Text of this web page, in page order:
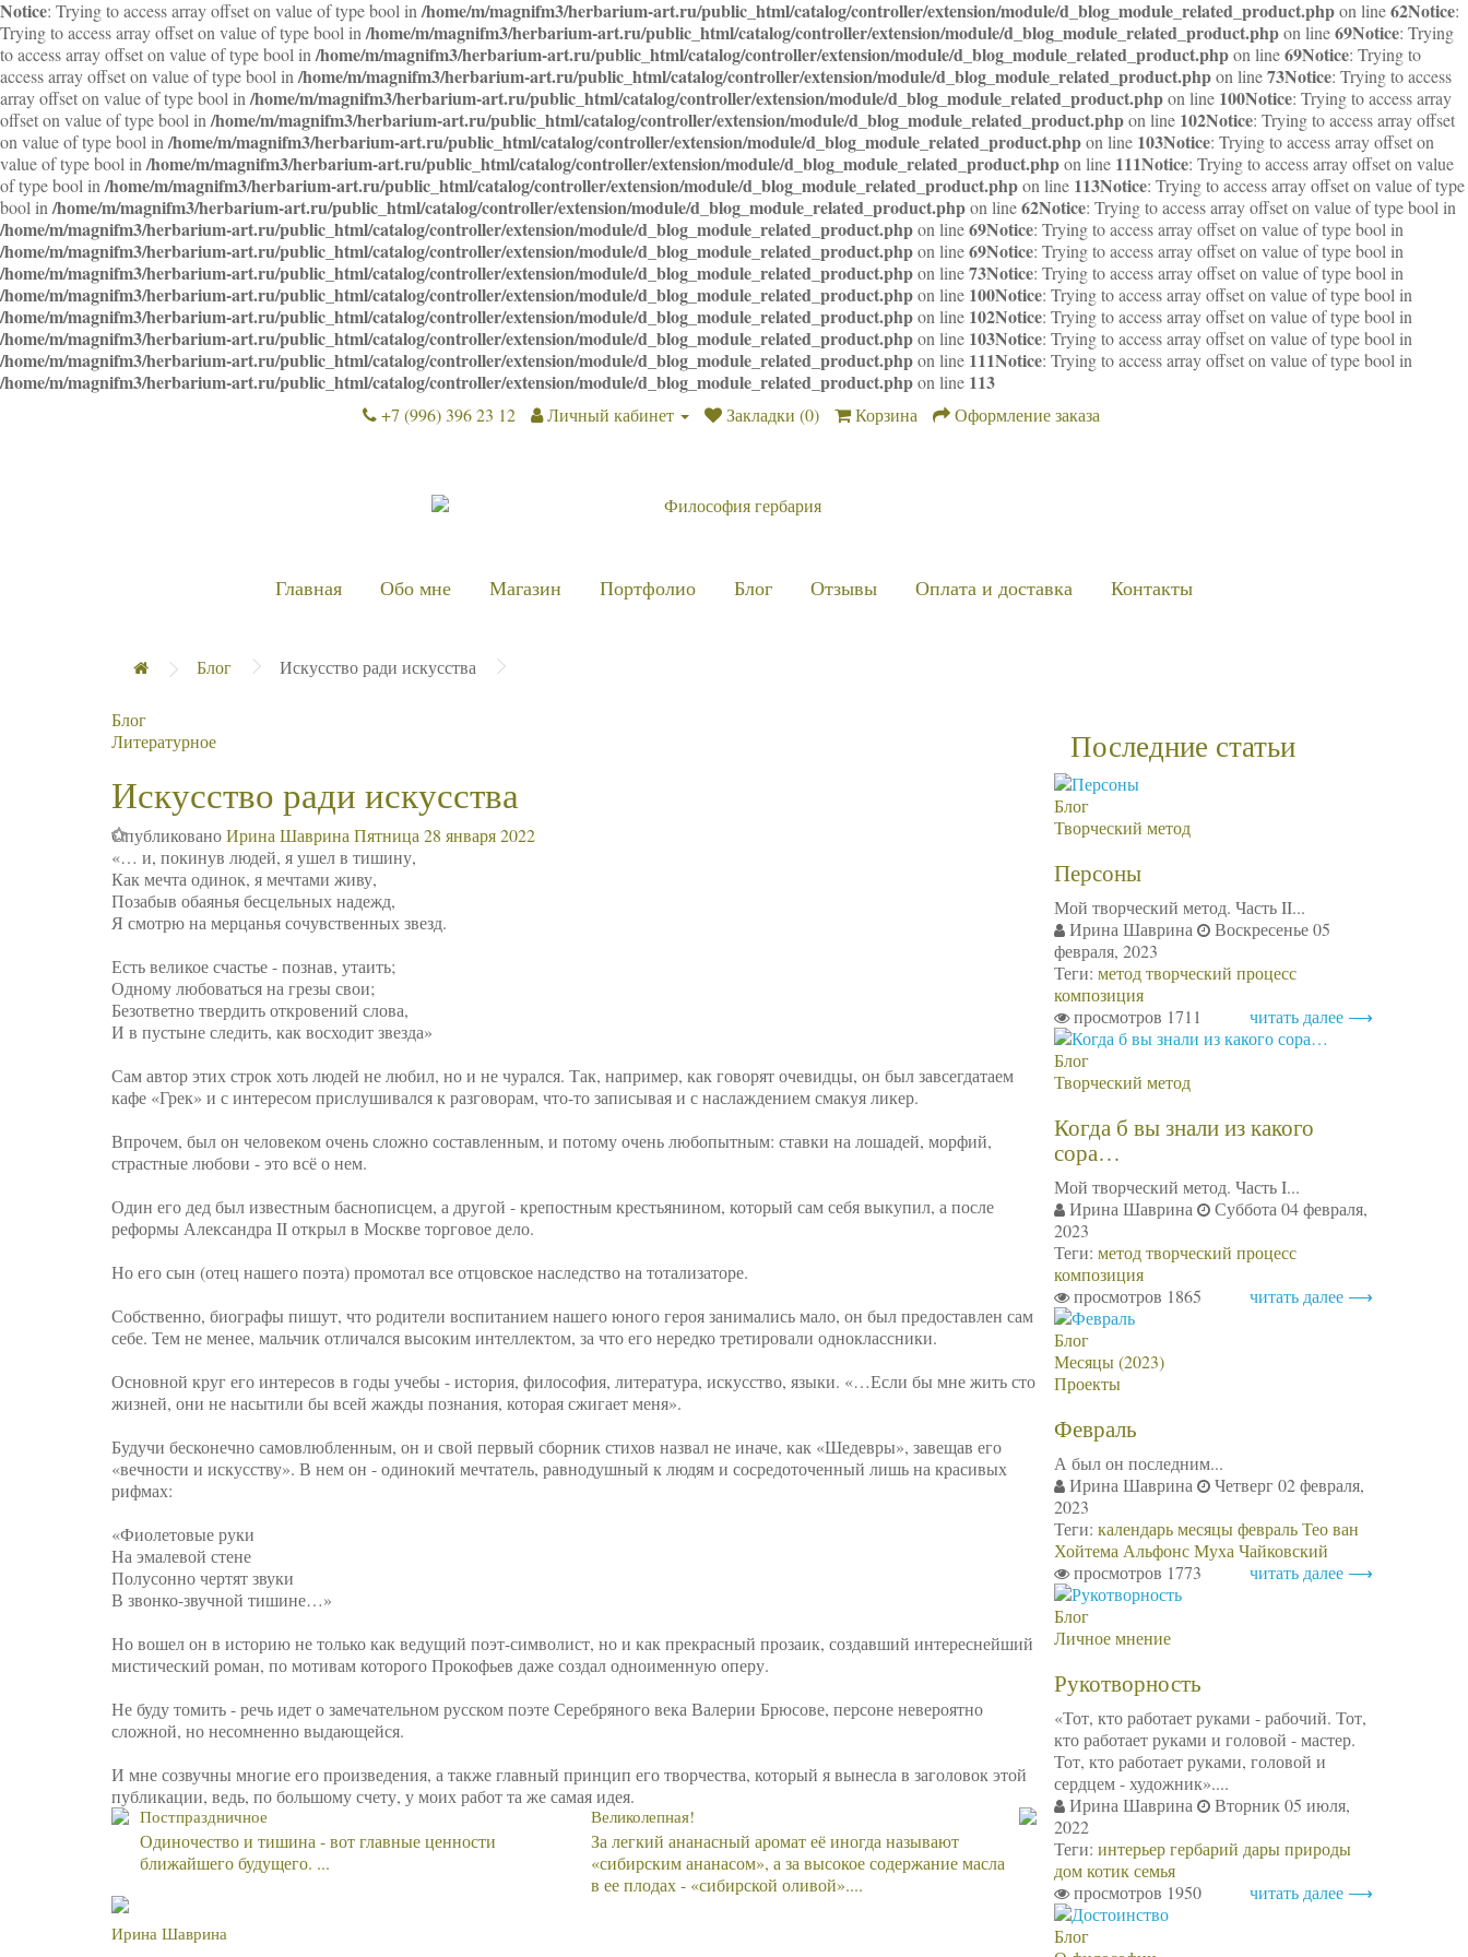
Notice: Trying to access array offset on value of type bool in /home/m/magnifm3/herbarium-art.ru/public_html/catalog/controller/extension/module/d_blog_module_related_product.phpon line62Notice:
Trying to access array offset on value of type bool in /home/m/magnifm3/herbarium-art.ru/public_html/catalog/controller/extension/module/d_blog_module_related_product.phpon line69Notice: Trying
to access array offset on value of type bool in /home/m/magnifm3/herbarium-art.ru/public_html/catalog/controller/extension/module/d_blog_module_related_product.phpon line69Notice: Trying to
access array offset on value of type bool in /home/m/magnifm3/herbarium-art.ru/public_html/catalog/controller/extension/module/d_blog_module_related_product.phpon line73Notice: Trying to access
array offset on value of type bool in /home/m/magnifm3/herbarium-art.ru/public_html/catalog/controller/extension/module/d_blog_module_related_product.phpon line 100Notice: Trying to access array
offset on value of type bool in /home/m/magnifm3/herbarium-art.ru/public_html/catalog/controller/extension/module/d_blog_module_related_product.phpon line 102Notice: Trying to access array offset
on value of type bool in /home/m/magnifm3/herbarium-art.ru/public_html/catalog/controller/extension/module/d_blog_module_related_product.phpon line 103Notice: Trying to access array offset on
value of type bool in /home/m/magnifm3/herbarium-art.ru/public_html/catalog/controller/extension/module/d_blog_module_related_product.phpon line 111Notice: Trying to access array offset on value
of type bool in /home/m/magnifm3/herbarium-art.ru/public_html/catalog/controller/extension/module/d_blog_module_related_product.phpon line 113Notice: Trying to access array offset on value of type
bool in /home/m/magnifm3/herbarium-art.ru/public_html/catalog/controller/extension/module/d_blog_module_related_product.phpon line62Notice: Trying to access array offset on value of type bool in
/home/m/magnifm3/herbarium-art.ru/public_html/catalog/controller/extension/module/d_blog_module_related_product.phpon line69Notice: Trying to access array offset on value of type bool in
/home/m/magnifm3/herbarium-art.ru/public_html/catalog/controller/extension/module/d_blog_module_related_product.phpon line69Notice: Trying to access array offset on value of type bool in
/home/m/magnifm3/herbarium-art.ru/public_html/catalog/controller/extension/module/d_blog_module_related_product.phpon line73Notice: Trying to access array offset on value of type bool in
/home/m/magnifm3/herbarium-art.ru/public_html/catalog/controller/extension/module/d_blog_module_related_product.phpon line 100Notice: Trying to access array offset on value of type bool in
/home/m/magnifm3/herbarium-art.ru/public_html/catalog/controller/extension/module/d_blog_module_related_product.phpon line 102Notice: Trying to access array offset on value of type bool in
/home/m/magnifm3/herbarium-art.ru/public_html/catalog/controller/extension/module/d_blog_module_related_product.phpon line 103Notice: Trying to access array offset on value of type bool in
/home/m/magnifm3/herbarium-art.ru/public_html/catalog/controller/extension/module/d_blog_module_related_product.phpon line 111Notice: Trying to access array offset on value of type bool in
/home/m/magnifm3/herbarium-art.ru/public_html/catalog/controller/extension/module/d_blog_module_related_product.phpon line 113
+7 (996) 396 23 12 Личный кабинет Закладки (0) Корзина Оформление заказа
Главная Обо мне Магазин Портфолио Блог Отзывы Оплата и доставка Контакты
Блог Искусство ради искусства
Блог
Литературное
Искусство ради искусства
ОпубликованоИрина Шаврина Пятница 28 января 2022
«… и, покинув людей, я ушел в тишину,
Как мечта одинок, я мечтами живу,
Позабыв обаянья бесцельных надежд,
Я смотрю на мерцанья сочувственных звезд.
Есть великое счастье - познав, утаить;
Одному любоваться на грезы свои;
Безответно твердить откровений слова,
И в пустыне следить, как восходит звезда»
Сам автор этих строк хоть людей не любил, но и не чурался. Так, например, как говорят очевидцы, он был завсегдатаем
кафе «Грек» и с интересом прислушивался к разговорам, что-то записывая и с наслаждением смакуя ликер.
Впрочем, был он человеком очень сложно составленным, и потому очень любопытным: ставки на лошадей, морфий,
страстные любови - это всё о нем.
Один его дед был известным баснописцем, а другой - крепостным крестьянином, который сам себя выкупил, а после
реформы Александра II открыл в Москве торговое дело.
Но его сын (отец нашего поэта) промотал все отцовское наследство на тотализаторе.
Собственно, биографы пишут, что родители воспитанием нашего юного героя занимались мало, он был предоставлен сам
себе. Тем не менее, мальчик отличался высоким интеллектом, за что его нередко третировали одноклассники.
Основной круг его интересов в годы учебы - история, философия, литература, искусство, языки. «…Если бы мне жить сто
жизней, они не насытили бы всей жажды познания, которая сжигает меня».
Будучи бесконечно самовлюбленным, он и свой первый сборник стихов назвал не иначе, как «Шедевры», завещав его
«вечности и искусству». В нем он - одинокий мечтатель, равнодушный к людям и сосредоточенный лишь на красивых
рифмах:
«Фиолетовые руки
На эмалевой стене
Полусонно чертят звуки
В звонко-звучной тишине…»
Но вошел он в историю не только как ведущий поэт-символист, но и как прекрасный прозаик, создавший интереснейший
мистический роман, по мотивам которого Прокофьев даже создал одноименную оперу.
Не буду томить - речь идет о замечательном русском поэте Серебряного века Валерии Брюсове, персоне невероятно
сложной, но несомненно выдающейся.
И мне созвучны многие его произведения, а также главный принцип его творчества, который я вынесла в заголовок этой
публикации, ведь, по большому счету, у моих работ та же самая идея.
Постпраздничное
Одиночество и тишина - вот главные ценности
ближайшего будущего. ...
Великолепная!
За легкий ананасный аромат её иногда называют
«сибирским ананасом», а за высокое содержание масла
в ее плодах - «сибирской оливой»....
Ирина Шаврина
Последние статьи
Блог
Творческий метод
Персоны
Мой творческий метод. Часть II...
Ирина Шаврина
Воскресенье 05
февраля, 2023
Теги: метод творческий процесс
композиция
просмотров 1711
читать далее ⟶
Блог
Творческий метод
Когда б вы знали из какого
сора…
Мой творческий метод. Часть I...
Ирина Шаврина
Суббота 04 февраля,
2023
Теги: метод творческий процесс
композиция
просмотров 1865
читать далее ⟶
Блог
Месяцы (2023)
Проекты
Февраль
А был он последним...
Ирина Шаврина
Четверг 02 февраля,
2023
Теги: календарь месяцы февраль Тео ван
Хойтема Альфонс Муха Чайковский
просмотров 1773
читать далее ⟶
Блог
Личное мнение
Рукотворность
«Тот, кто работает руками - рабочий. Тот,
кто работает руками и головой - мастер.
Тот, кто работает руками, головой и
сердцем - художник»....
Ирина Шаврина
Вторник 05 июля,
2022
Теги: интерьер гербарий дары природы
дом котик семья
просмотров 1950
читать далее ⟶
Блог